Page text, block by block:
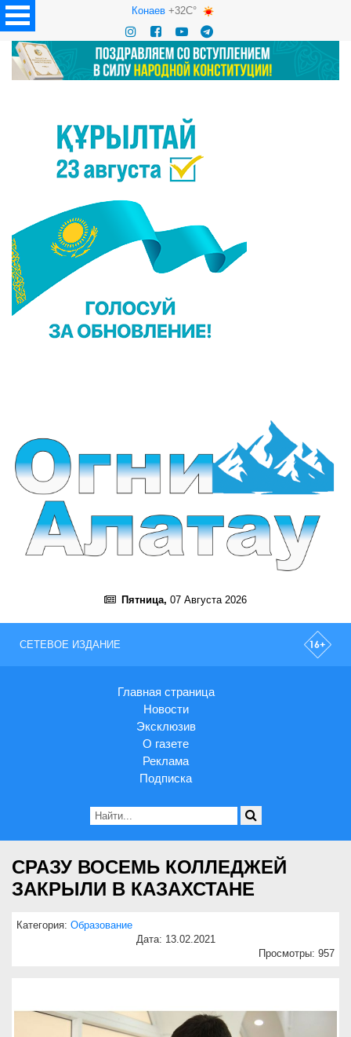
Конаев+32C°
Пятница, 07 Августа 2026
СЕТЕВОЕ ИЗДАНИЕ
Главная страница
Новости
Эксклюзив
О газете
Реклама
Подписка
СРАЗУ ВОСЕМЬ КОЛЛЕДЖЕЙ
ЗАКРЫЛИ В КАЗАХСТАНЕ
Категория: Образование
Дата: 13.02.2021
Просмотры: 957